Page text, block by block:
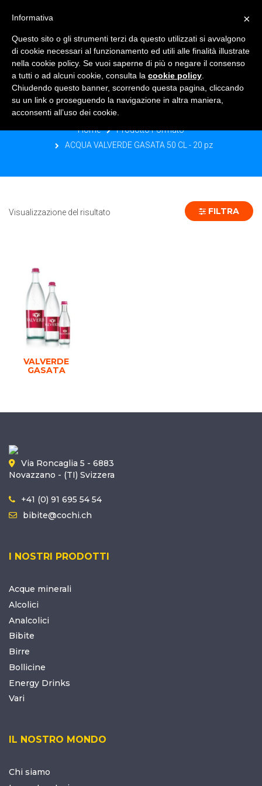
ACQUA VALVERDE GASATA 50 CL -
20 PZ
Home
Prodotto Formato
ACQUA VALVERDE GASATA 50 CL - 20 pz
Visualizzazione del risultato FILTRA
VALVERDE
GASATA
Via Roncaglia 5 - 6883
Novazzano - (TI) Svizzera
+41 (0) 91 695 54 54
bibite@cochi.ch
I NOSTRI PRODOTTI
Acque minerali
Alcolici
Analcolici
Bibite
Birre
Bollicine
Energy Drinks
Vari
IL NOSTRO MONDO
Chi siamo
×
Informativa
Questo sito o gli strumenti terzi da questo utilizzati si avvalgono
di cookie necessari al funzionamento ed utili alle finalità illustrate
nella cookie policy. Se vuoi saperne di più o negare il consenso
a tutti o ad alcuni cookie, consulta la cookie policy
Chiudendo questo banner, scorrendo questa pagina, cliccando
su un link o proseguendo la navigazione in altra maniera,
acconsenti all’uso dei cookie.